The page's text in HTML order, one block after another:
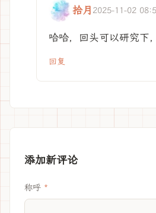
拾月 2025-11-02
哈哈，回头可以研究下
回复
添加新评论
称呼